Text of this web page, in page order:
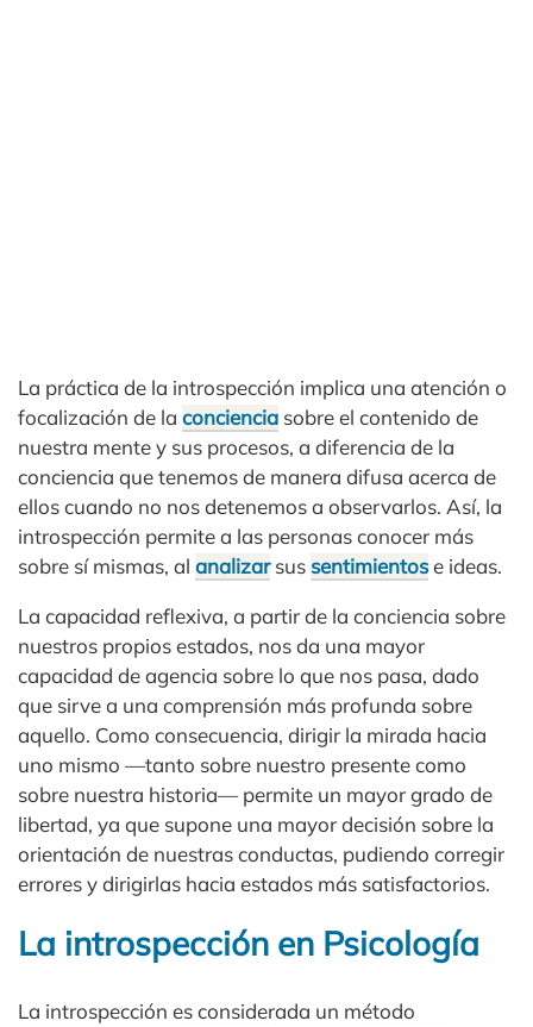
La práctica de la introspección implica una atención o
focalización de la conciencia sobre el contenido de
nuestra mente y sus procesos, a diferencia de la
conciencia que tenemos de manera difusa acerca de
ellos cuando no nos detenemos a observarlos. Así, la
introspección permite a las personas conocer más
sobre sí mismas, al analizarsus sentimientose ideas.
La capacidad reflexiva, a partir de la conciencia sobre
nuestros propios estados, nos da una mayor
capacidad de agencia sobre lo que nos pasa, dado
que sirve a una comprensión más profunda sobre
aquello. Como consecuencia, dirigir la mirada hacia
uno mismo —tanto sobre nuestro presente como
sobre nuestra historia— permite un mayor grado de
libertad, ya que supone una mayor decisión sobre la
orientación de nuestras conductas, pudiendo corregir
errores y dirigirlas hacia estados más satisfactorios.
La introspección en Psicología
La introspección es considerada un método